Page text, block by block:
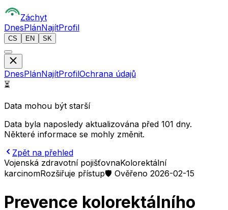
Záchyt
DnesPlánNajítProfil
CS EN SK
DnesPlánNajítProfilOchrana údajů
⏳
Data mohou být starší
Data byla naposledy aktualizována před 101 dny.
Některé informace se mohly změnit.
Zpět na přehled
Vojenská zdravotní pojišťovnaKolorektální
karcinomRozšiřuje přístup🛡️ Ověřeno 2026-02-15
Prevence kolorektálního